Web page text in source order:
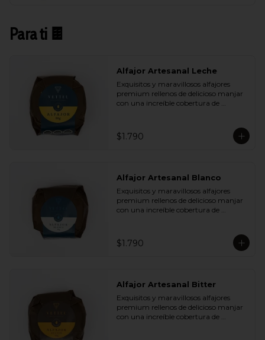
Para ti 🍫
Alfajor Artesanal Leche
Exquisitos y maravillosos alfajores
premium rellenos de delicioso manjar
con una increíble cobertura de
$1.790
Alfajor Artesanal Blanco
Exquisitos y maravillosos alfajores
premium rellenos de delicioso manjar
con una increíble cobertura de
queremos.
$1.790
Alfajor Artesanal Bitter
Exquisitos y maravillosos alfajores
premium rellenos de delicioso manjar
con una increíble cobertura de